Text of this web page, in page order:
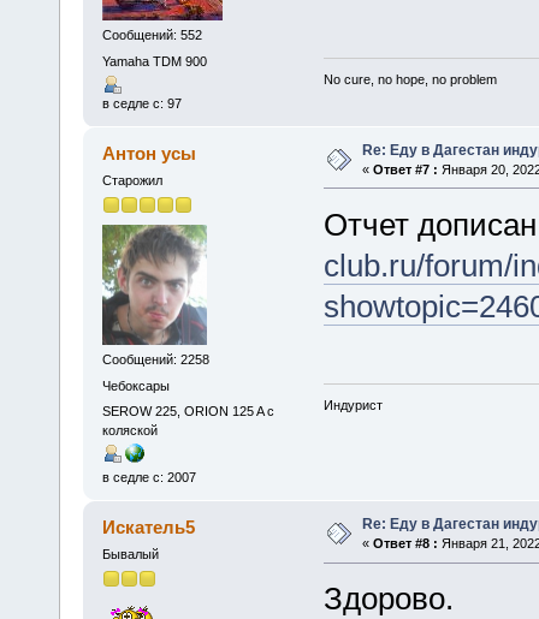
Сообщений: 552
Yamaha TDM 900
в седле с: 97
No cure, no hope, no problem
Антон усы
Старожил
Сообщений: 2258
Чебоксары
SEROW 225, ORION 125 A с
коляской
в седле с: 2007
Re: Еду в Дагестан
« Ответ #7 : Января 20,
Отчет
club.ru/forum/
Индурист
Искатель5
Бывалый
Re: Еду в Дагестан
« Ответ #8 : Января 21,
Здорово.